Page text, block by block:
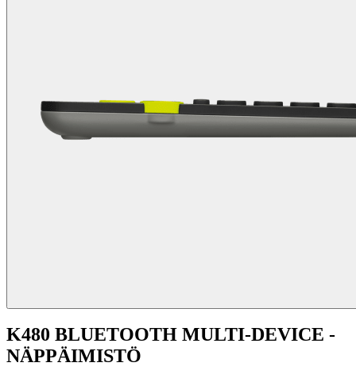
K480 BLUETOOTH MULTI-DEVICE -
NÄPPÄIMISTÖ